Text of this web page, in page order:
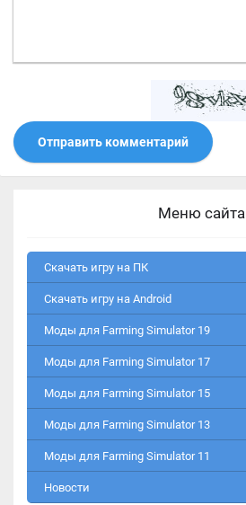
Отправить комментарий
Меню сайта
Скачать игру на ПК
Скачать игру на Android
Моды для Farming Simulator 19
Моды для Farming Simulator 17
Моды для Farming Simulator 15
Моды для Farming Simulator 13
Моды для Farming Simulator 11
Новости